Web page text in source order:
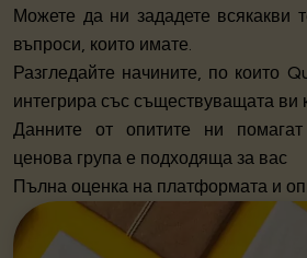
Можете да ни зададете всякакви
въпроси, които имате.
Разгледайте начините, по които
интегрира със съществуващата ви
Данните от опитите ни
ценова група е подходяща за вас
Пълна оценка на платформата и